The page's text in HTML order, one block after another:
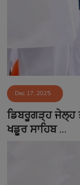
Dec 17, 2025
ਡਿਬਰੂਗੜ੍ਹ ਜੇਲ੍ਹ
ਖਡੂਰ ਸਾਹਿਬ ...